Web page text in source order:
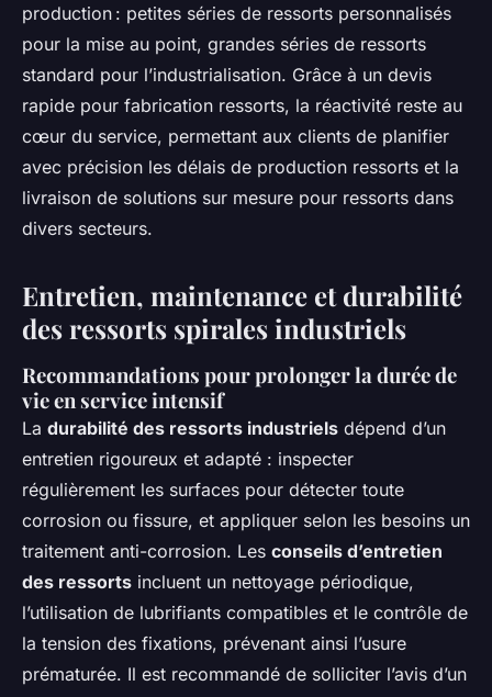
production : petites séries de ressorts personnalisés
pour la mise au point, grandes séries de ressorts
standard pour l’industrialisation. Grâce à un devis
rapide pour fabrication ressorts, la réactivité reste au
cœur du service, permettant aux clients de planifier
avec précision les délais de production ressorts et la
livraison de solutions sur mesure pour ressorts dans
divers secteurs.
Entretien, maintenance et durabilité
des ressorts spirales industriels
Recommandations pour prolonger la durée de
vie en service intensif
La durabilité des ressorts industriels dépend d’un
entretien rigoureux et adapté : inspecter
régulièrement les surfaces pour détecter toute
corrosion ou fissure, et appliquer selon les besoins un
traitement anti-corrosion. Les conseils d’entretien
des ressorts incluent un nettoyage périodique,
l’utilisation de lubrifiants compatibles et le contrôle de
la tension des fixations, prévenant ainsi l’usure
prématurée. Il est recommandé de solliciter l’avis d’un